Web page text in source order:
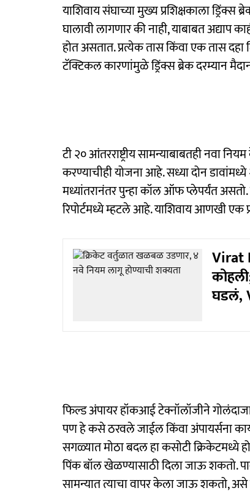
याशिवाय संघाच्या मुख्य प्रशिक्षकाला ड्रिंक्स
घालावी लागणार की नाही, याबाबत अद्याप
होत असतात. प्रत्येक तास किंवा एक तास दहा
टॅक्टिकल कारणांमुळे ड्रिंक्स ब्रेक दरम्यान
टी २० आंतरराष्ट्रीय सामन्याबाबतही नवा
करण्याचीही योजना आहे. सध्या दोन
मध्यांतरानंतर पुन्हा कॉल ऑफ प्लेपर्यंत
रिपोर्टमध्ये म्हटले आहे. याशिवाय आणखी एक
Virat
घडलं,
फिल्ड अंपायर हॉकआई टेक्नॉलॉजीने
पण हे कसे ठरवले जाईल किंवा अंपायर्सना
सगळ्यात मोठा बदल हा कसोटी क्रिकेटमध्ये
पिंक बॉल खेळण्यासाठी दिला जाऊ शकतो.
सामन्यात त्याचा वापर केला जाऊ शकतो,